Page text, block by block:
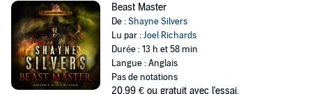
Beast Master
De :Shayne Silvers
Lu par :Joel Richards
Durée : 13 h et 58 min
Langue : Anglais
Pas de notations
20,99 € ou gratuit avec l'essai.